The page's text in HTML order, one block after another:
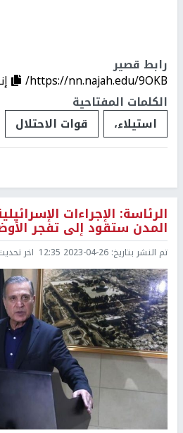
رابط قصير
https://nn.najah.edu/9OKB/
الكلمات المفتاحية
استيلاء،
قوات الاحتلال
الرئاسة: الإجراءات
المدن ستقود إلى تفجر
تم النشر بتاريخ: 2023-04-26 12:35 اخر